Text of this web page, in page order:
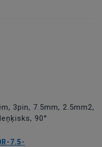
3pin, 7.5mm, 2.5mm2,
90°
7.5-